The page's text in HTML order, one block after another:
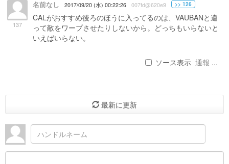
137
名前なし 2017/09/20 (水) 00:22:26 007fd@620e9 >> 126
CALがおすすめ後ろのほうに入ってるのは、VAUBANと違
って敵をワープさせたりしないから。どっちもいらないと
いえばいらない。
ソース表示 通報 ...
最新に更新